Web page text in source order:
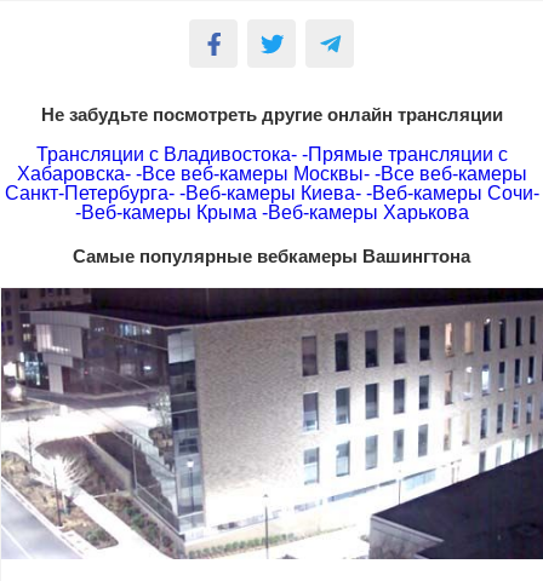
Не забудьте посмотреть другие онлайн трансляции
Трансляции с Владивостока- -Прямые трансляции с
Хабаровска- -Все веб-камеры Москвы- -Все веб-камеры
Санкт-Петербурга- -Веб-камеры Киева- -Веб-камеры Сочи-
-Веб-камеры Крыма -Веб-камеры Харькова
Самые популярные вебкамеры Вашингтона